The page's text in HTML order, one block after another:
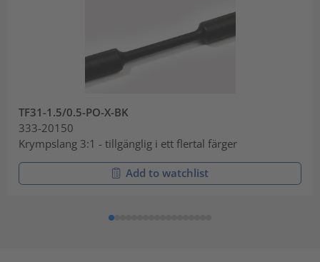
TF31-1.5/0.5-PO-X-BK
333-20150
Krympslang 3:1 - tillgänglig i ett flertal färger
Add to watchlist